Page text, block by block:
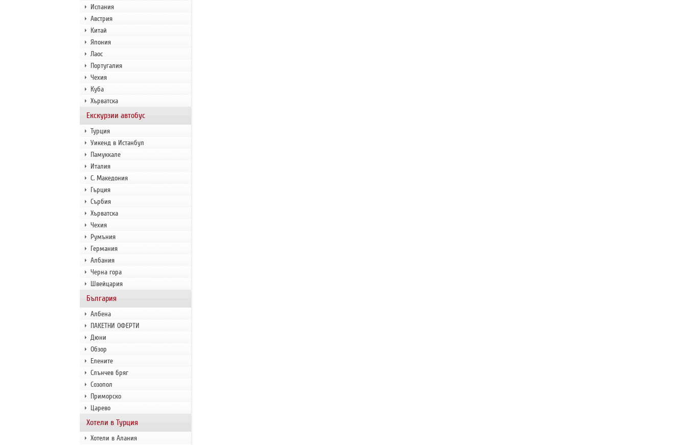
Испания
Австрия
Китай
Япония
Лаос
Португалия
Чехия
Куба
Хърватска
Екскурзии автобус
Турция
Уикенд в Истанбул
Памуккале
Италия
С. Македония
Гърция
Сърбия
Хърватска
Чехия
Румъния
Германия
Албания
Черна гора
Швейцария
България
Албена
ПАКЕТНИ ОФЕРТИ
Дюни
Обзор
Елените
Слънчев бряг
Созопол
Приморско
Царево
Хотели в Турция
Хотели в Алания